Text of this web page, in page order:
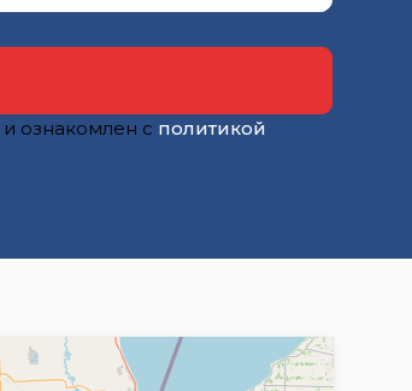
и ознакомлен с политикой